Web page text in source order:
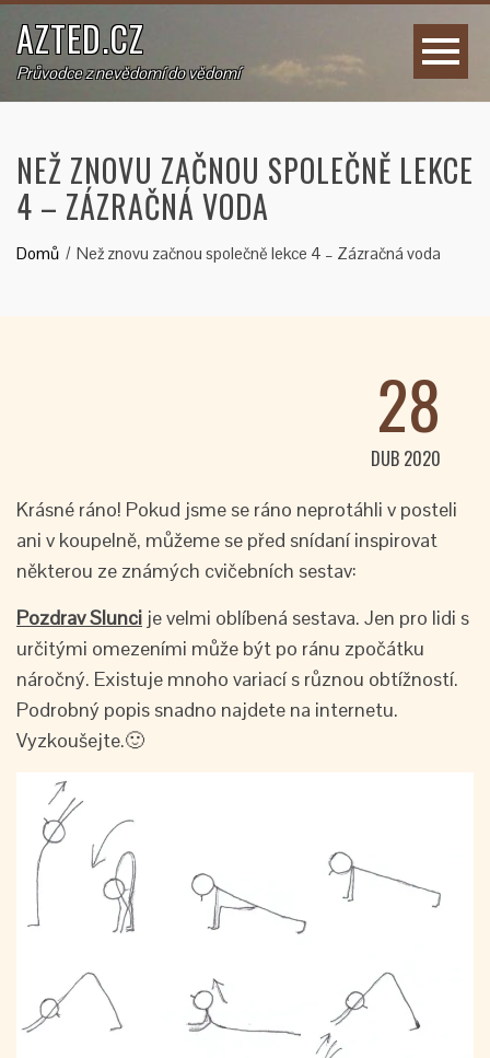
AZTED.CZ
Průvodce z nevědomí do vědomí
NEŽ ZNOVU ZAČNOU SPOLEČNĚ LEKCE
4 – ZÁZRAČNÁ VODA
Domů Než znovu začnou společně lekce 4 – Zázračná voda
28
DUB 2020
Krásné ráno! Pokud jsme se ráno neprotáhli v posteli
ani v koupelně, můžeme se před snídaní inspirovat
některou ze známých cvičebních sestav:
PozdravSlunci je velmi oblíbená sestava. Jen pro lidi s
určitými omezeními může být po ránu zpočátku
náročný. Existuje mnoho variací s různou obtížností.
Podrobný popis snadno najdete na internetu.
Vyzkoušejte.🙂